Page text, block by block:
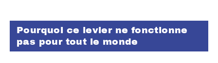
Pourquoi ce levier ne fonctionne
pas pour tout le monde